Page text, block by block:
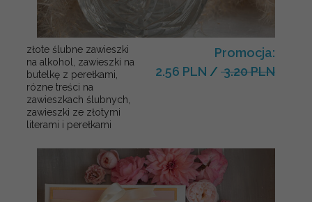
złote ślubne zawieszki
na alkohol, zawieszki na
butelkę z perełkami,
rózne treści na
zawieszkach ślubnych,
zawieszki ze złotymi
literami i perełkami
Promocja:
2.56 PLN / 3.20 PLN